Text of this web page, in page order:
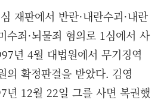
재판에서 반란·내란수괴·내란
수죄·뇌물죄 혐의로 1심에서 사
년 4월 대법원에서 무기징역
의 확정판결을 받았다. 김영
년 12월 22일 그를 사면 복권했